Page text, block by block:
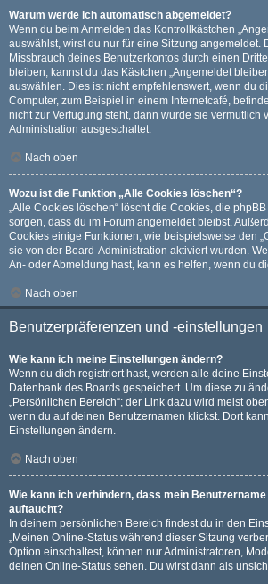
Warum werde ich automatisch abgemeldet?
Wenn du beim Anmelden das Kontrollkästchen
auswählst, wirst du nur für eine Sitzung angemeldet.
Missbrauch deines Benutzerkontos durch einen
bleiben, kannst du das Kästchen „Angemeldet
auswählen. Dies ist nicht empfehlenswert, wenn du
Computer, zum Beispiel in einem Internetcafé,
nicht zur Verfügung steht, dann wurde sie vermutlich
Administration ausgeschaltet.
Nach oben
Wozu ist die Funktion „Alle Cookies löschen“?
„Alle Cookies löschen“ löscht die Cookies, die
sorgen, dass du im Forum angemeldet bleibst.
Cookies einige Funktionen, wie beispielsweise den
sie von der Board-Administration aktiviert wurden.
An- oder Abmeldung hast, kann es helfen, wenn du
Nach oben
Benutzerpräferenzen und -einstellungen
Wie kann ich meine Einstellungen ändern?
Wenn du dich registriert hast, werden alle deine
Datenbank des Boards gespeichert. Um diese zu
„Persönlichen Bereich“; der Link dazu wird meist
wenn du auf deinen Benutzernamen klickst. Dort
Einstellungen ändern.
Nach oben
Wie kann ich verhindern, dass mein
auftaucht?
In deinem persönlichen Bereich findest du in den
„Meinen Online-Status während dieser Sitzung
Option einschaltest, können nur Administratoren,
deinen Online-Status sehen. Du wirst dann als